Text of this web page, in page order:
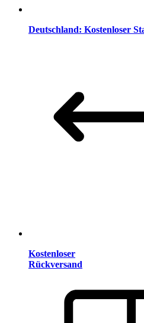
Deutschland: Kostenloser
Kostenloser
Rückversand